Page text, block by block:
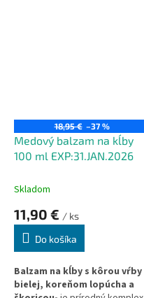
18,95 € –37 %
Medový balzam na kĺby
100 ml EXP:31.JAN.2026
Skladom
11,90 € / ks
Do košíka
Balzam na kĺby s kôrou vŕby
bielej, koreňom lopúcha a